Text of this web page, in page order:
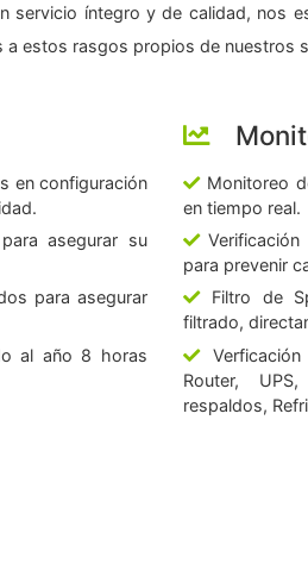
servicio íntegro y de calidad, nos
a estos rasgos propios de nuestros
en configuración
asegurar su
para asegurar
al año 8 horas
Monitoreo
en tiempo real.
Verificación
para prevenir
Filtro de
filtrado,
Verficación
Router,
respaldos,